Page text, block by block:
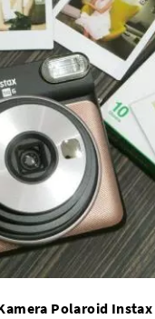
Polaroid